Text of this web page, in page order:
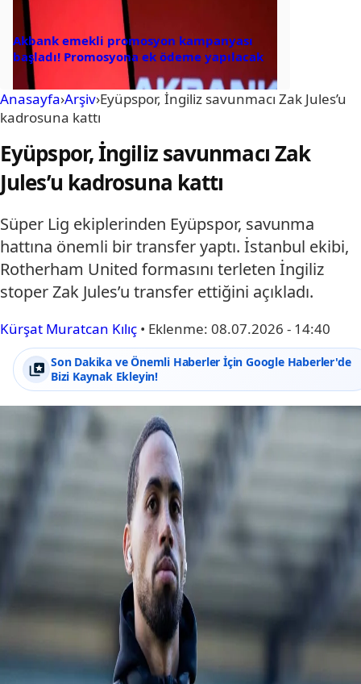
Akbank emekli promosyon kampanyası
başladı! Promosyona ek ödeme yapılacak
Anasayfa›Arşiv›Eyüpspor, İngiliz savunmacı Zak Jules’u
kadrosuna kattı
Eyüpspor, İngiliz savunmacı Zak
Jules’u kadrosuna kattı
Süper Lig ekiplerinden Eyüpspor, savunma
hattına önemli bir transfer yaptı. İstanbul ekibi,
Rotherham United formasını terleten İngiliz
stoper Zak Jules’u transfer ettiğini açıkladı.
Kürşat Muratcan Kılıç • Eklenme: 08.07.2026 - 14:40
Son Dakika ve Önemli Haberler İçin Google Haberler'de
Bizi Kaynak Ekleyin!